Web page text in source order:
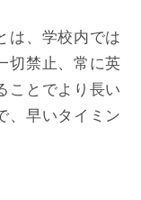
は、学校内では
切禁止、常に英
ことでより長い
、早いタイミン